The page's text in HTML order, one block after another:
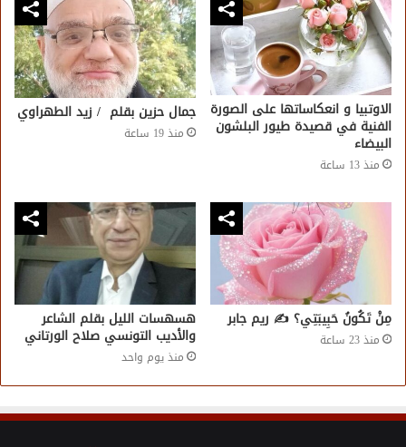
الاوتبيا و انعكاساتها على الصورة
الفنية في قصيدة طيور البلشون
البيضاء
منذ 13 ساعة
جمال حزين بقلم / زيد الطهراوي
منذ 19 ساعة
مِنْ تَكُونُ حَبِيبَتِي؟ ✍️ ريم جابر
منذ 23 ساعة
هسهسات الليل بقلم الشاعر
والأديب التونسي صلاح الورتاني
منذ يوم واحد